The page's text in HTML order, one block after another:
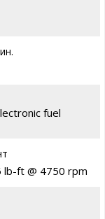
fuel
lb-ft @ 4750 rpm